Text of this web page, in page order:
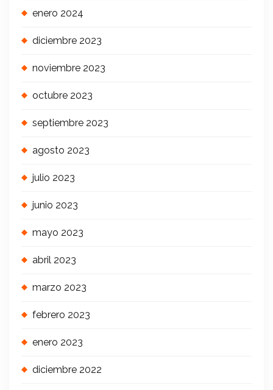
enero 2024
diciembre 2023
noviembre 2023
octubre 2023
septiembre 2023
agosto 2023
julio 2023
junio 2023
mayo 2023
abril 2023
marzo 2023
febrero 2023
enero 2023
diciembre 2022